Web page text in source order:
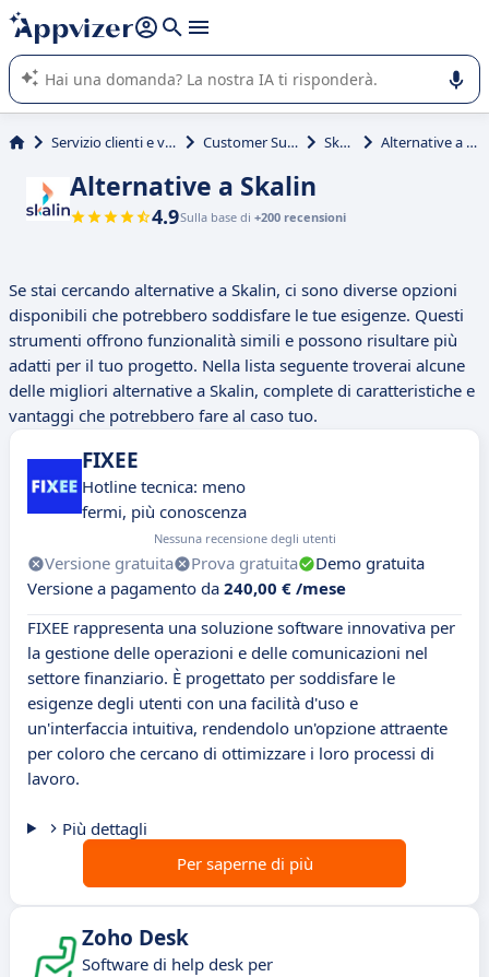
righe con
shift + enter
L'IA di Appvizer vi guida nell'utilizzo o nella scelta di un
software SaaS per la vostra azienda.
Servizio clienti e vendite Customer Success Skalin Alternative a Skalin
Alternative a Skalin
4.9Sulla base di +200 recensioni
Se stai cercando alternative a Skalin, ci sono diverse opzioni
disponibili che potrebbero soddisfare le tue esigenze. Questi
strumenti offrono funzionalità simili e possono risultare più
adatti per il tuo progetto. Nella lista seguente troverai alcune
delle migliori alternative a Skalin, complete di caratteristiche e
vantaggi che potrebbero fare al caso tuo.
FIXEE
Hotline tecnica: meno
fermi, più conoscenza
Nessuna recensione degli utenti
Versione gratuita Prova gratuita
Demo gratuita
Versione a pagamento da 240,00 € /mese
FIXEE rappresenta una soluzione software innovativa per
la gestione delle operazioni e delle comunicazioni nel
settore finanziario. È progettato per soddisfare le
esigenze degli utenti con una facilità d'uso e
un'interfaccia intuitiva, rendendolo un'opzione attraente
per coloro che cercano di ottimizzare i loro processi di
lavoro.
Più dettagli
Per saperne di più
Zoho Desk
Software di help desk per